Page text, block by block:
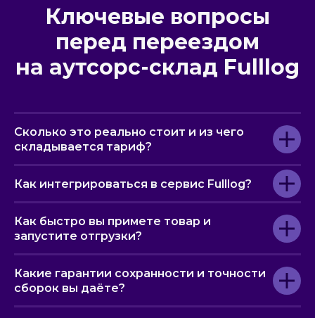
Ключевые вопросы
перед переездом
на аутсорс-склад Fulllog
Сколько это реально стоит и из чего
складывается тариф?
Как интегрироваться в сервис Fulllog?
Как быстро вы примете товар и
запустите отгрузки?
Какие гарантии сохранности и точности
сборок вы даёте?